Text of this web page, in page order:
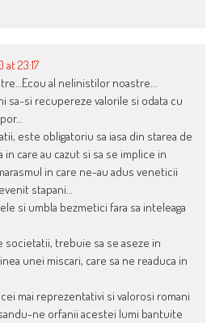
at 23:17
al nelinistilor noastre…
sa-si recupereze valorile si odata cu
este obligatoriu sa iasa din starea de
care au cazut si sa se implice in
in care ne-au adus veneticii
stapani…
si umbla bezmetici fara sa inteleaga
societatii, trebuie sa se aseze in
unei miscari, care sa ne readuca in
mai reprezentativi si valorosi romani
ne orfanii acestei lumi bantuite